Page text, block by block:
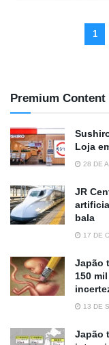
1
Premium Content
Loja
28 DE
JR
bala
17 DE
Japão
150
13 DE
Japão